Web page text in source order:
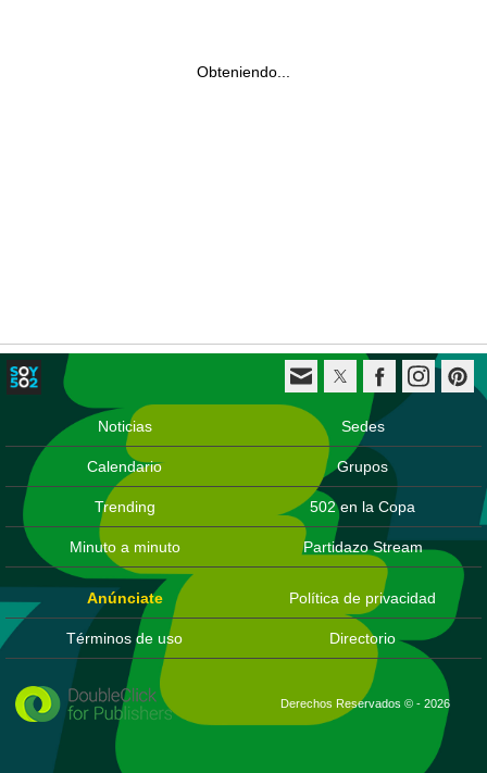
Obteniendo...
Noticias Sedes
Calendario Grupos
Trending 502 en la Copa
Minuto a minuto Partidazo Stream
Anúnciate Política de privacidad
Términos de uso Directorio
Derechos Reservados © - 2026